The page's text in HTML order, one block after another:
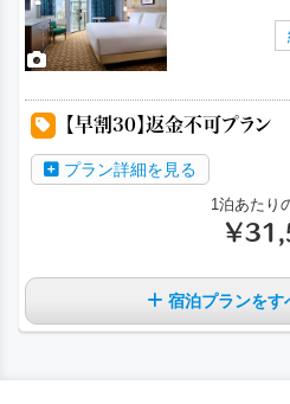
【早割30】返金不可プラン
プラン詳細を見る
1泊あたり
￥
宿泊プランをす